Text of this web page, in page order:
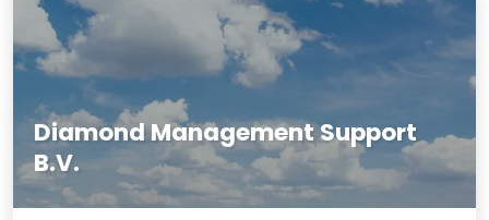
Diamond Management Support
B.V.